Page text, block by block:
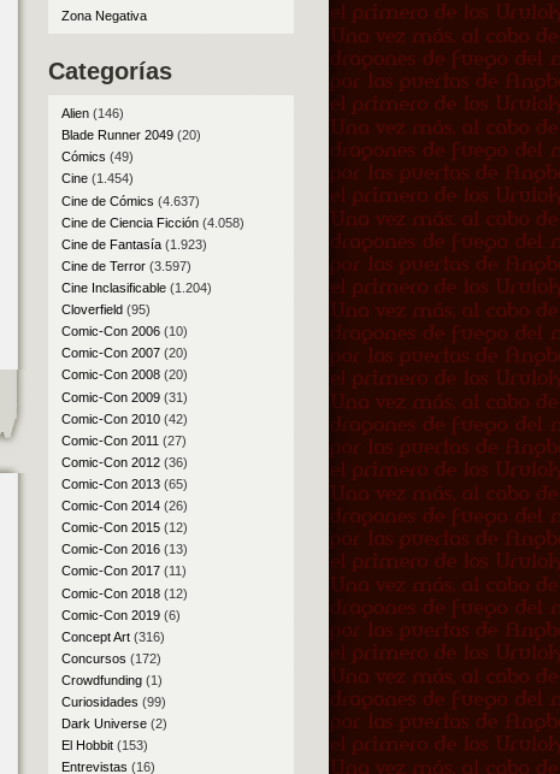
Zona Negativa
Categorías
Alien(146)
Blade Runner 2049(20)
Cómics (49)
Cine(1.454)
Cine de Cómics (4.637)
Cine de Ciencia Ficción(4.058)
Cine de Fantasía(1.923)
Cine de Terror(3.597)
Cine Inclasificable(1.204)
Cloverfield(95)
Comic-Con 2006(10)
Comic-Con 2007(20)
Comic-Con 2008(20)
Comic-Con 2009(31)
Comic-Con 2010(42)
Comic-Con 2011 (27)
Comic-Con 2012(36)
Comic-Con 2013(65)
Comic-Con 2014(26)
Comic-Con 2015(12)
Comic-Con 2016(13)
Comic-Con 2017(11)
Comic-Con 2018(12)
Comic-Con 2019(6)
Concept Art(316)
Concursos (172)
Crowdfunding(1)
Curiosidades (99)
Dark Universe(2)
El Hobbit(153)
Entrevistas (16)